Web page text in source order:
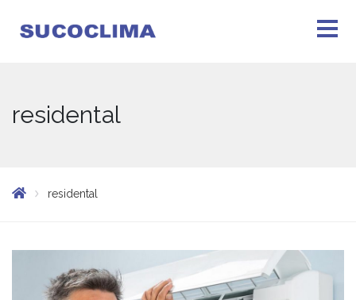
residental
residental